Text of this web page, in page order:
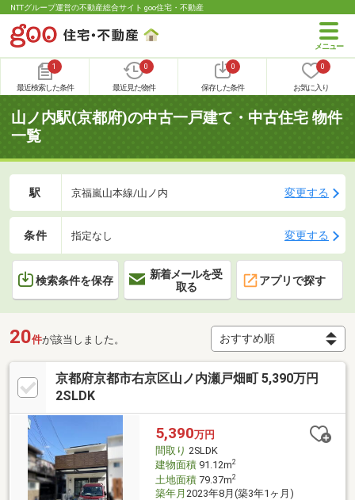
NTTグループ運営の不動産総合サイト goo住宅・不動産
1
最近検索した条件
0
最近見た物件
0
保存した条件
0
お気に入り
山ノ内駅(京都府)の中古一戸建て・中古住宅 物件
一覧
駅 京福嵐山本線/山ノ内 変更する
条件 指定なし 変更する
検索条件を保存
新着メールを受
取る
アプリで探す
20件が該当しました。
京都府京都市右京区山ノ内瀬戸畑町 5,390万円
2SLDK
5,390万円
間取り 2SLDK
建物面積91.12m2
土地面積79.37m2
築年月 2023年8月(築3年1ヶ月)